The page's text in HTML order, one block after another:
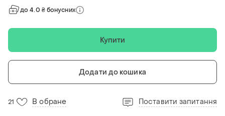
до 4.0 ₴ бонусних
Купити
Додати до кошика
21 В обране Поставити запитання